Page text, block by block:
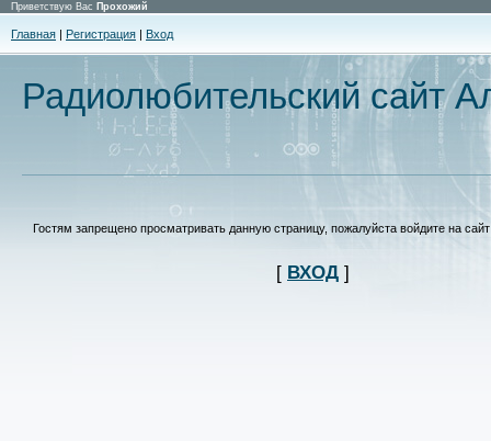
Приветствую Вас Прохожий
Главная | Регистрация | Вход
Радиолюбительский сайт
Гостям запрещено просматривать данную страницу, пожалуйста войдите на сайт
[ ВХОД ]